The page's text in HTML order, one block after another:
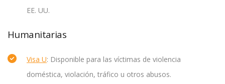
EE. UU.
Humanitarias
Visa U: Disponible para las víctimas de violencia
doméstica, violación, tráfico u otros abusos.